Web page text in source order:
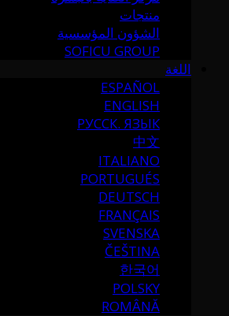
منتجات
الشؤون المؤسسية
SOFICU GROUP
اللغة
ESPAÑOL
ENGLISH
РУССК. ЯЗЫК
中文
ITALIANO
PORTUGUÉS
DEUTSCH
FRANÇAIS
SVENSKA
ČEŠTINA
한국어
POLSKY
ROMÂNĂ